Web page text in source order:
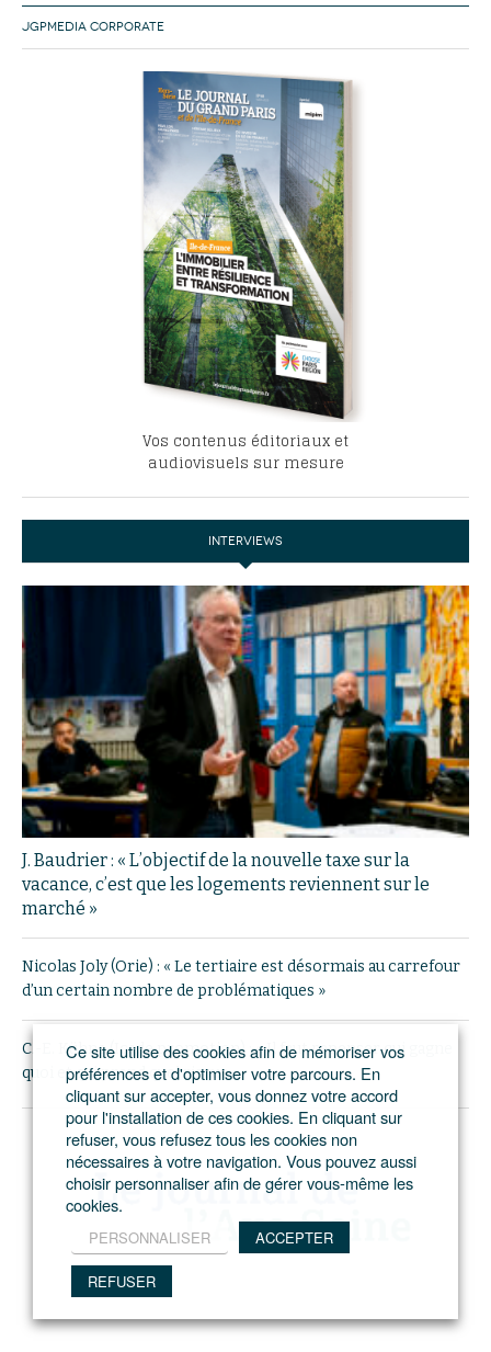
JGPMEDIA CORPORATE
Vos contenus éditoriaux et
audiovisuels sur mesure
INTERVIEWS
J. Baudrier : « L’objectif de la nouvelle taxe sur la
vacance, c’est que les logements reviennent sur le
marché »
Nicolas Joly (Orie) : « Le tertiaire est désormais au carrefour
d’un certain nombre de problématiques »
C.-E. Kühne (Icade promotion) : « Il faut repenser qui gagne
quoi et qui prend quel risque »
Ce site utilise des cookies afin de mémoriser vos
préférences et d'optimiser votre parcours. En
cliquant sur accepter, vous donnez votre accord
pour l'installation de ces cookies. En cliquant sur
refuser, vous refusez tous les cookies non
nécessaires à votre navigation. Vous pouvez aussi
choisir personnaliser afin de gérer vous-même les
cookies.
PERSONNALISER ACCEPTER
REFUSER